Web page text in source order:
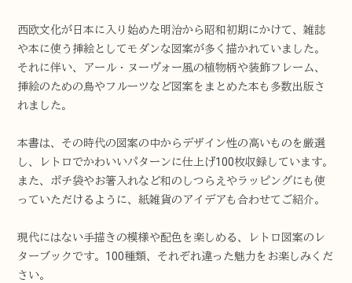
西欧文化が日本に入り始めた明治から昭和初期にかけて、雑誌
や本に使う挿絵としてモダンな図案が多く描かれていました。
それに伴い、アール・ヌーヴォー風の植物柄や装飾フレーム、
挿絵のための鳥やフルーツなど図案をまとめた本も多数出版さ
れました。
本書は、その時代の図案の中からデザイン性の高いものを厳選
し、レトロでかわいいパターンに仕上げ100枚収録しています。
また、ポチ袋やお箸入れなど和のしつらえやラッピングにも使
っていただけるように、紙雑貨のアイデアも合わせてご紹介。
現代にはない手描きの模様や配色を楽しめる、レトロ図案のレ
ターブックです。100種類、それぞれ違った魅力をお楽しみくだ
さい。